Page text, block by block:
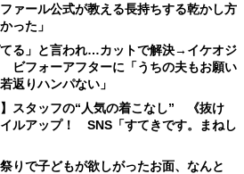
ァール公式が教える長持ちする乾かし方
った」
る」と言われ…カットで解決→イケオジ
ビフォーアフターに「うちの夫もお願い
返りハンパない」
】スタッフの“人気の着こなし” 《抜け
ルアップ！ SNS「すてきです。まねし
祭りで子どもが欲しがったお面、なんと